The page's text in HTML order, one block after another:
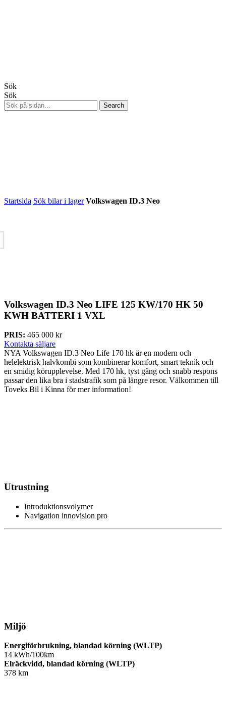
Sök
Sök
Startsida Sök bilar i lager Volkswagen ID.3 Neo
Volkswagen ID.3 Neo LIFE 125 KW/170 HK 50
KWH BATTERI 1 VXL
PRIS: 465 000 kr
Kontakta säljare
NYA Volkswagen ID.3 Neo Life 170 hk är en modern och
helelektrisk halvkombi som kombinerar komfort, smart teknik och
en smidig körupplevelse. Med 170 hk, tyst gång och snabb respons
passar den lika bra i stadstrafik som på längre resor. Välkommen till
Toveks Bil i Kinna för mer information!
Utrustning
Introduktionsvolymer
Navigation innovision pro
Miljö
Energiförbrukning, blandad körning (WLTP)
14 kWh/100km
Elräckvidd, blandad körning (WLTP)
378 km